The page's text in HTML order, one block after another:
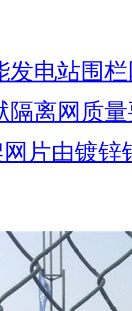
发电站围
隔离网质
网片由镀锌